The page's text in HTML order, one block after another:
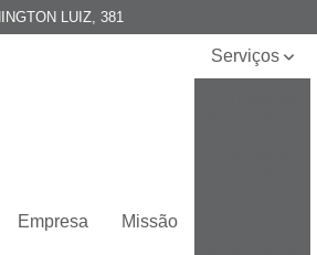
LUIZ, 381
Empresa Missão
Serviços